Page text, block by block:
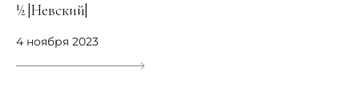
½ |Невский|
4 ноября 2023